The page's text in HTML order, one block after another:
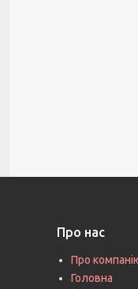
Про нас
Про
Головна